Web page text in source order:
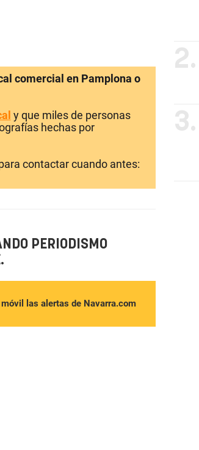
comercial en Pamplona o
y que miles de personas
hechas por
contactar cuando antes:
PERIODISMO
las alertas de Navarra.com
2.
3.